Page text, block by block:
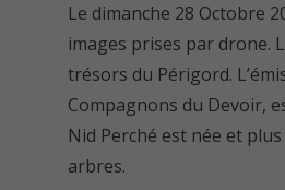
Le dimanche 28 Octobre
images prises par drone.
trésors du Périgord.
Compagnons du Devoir,
Nid Perché est née et
arbres.